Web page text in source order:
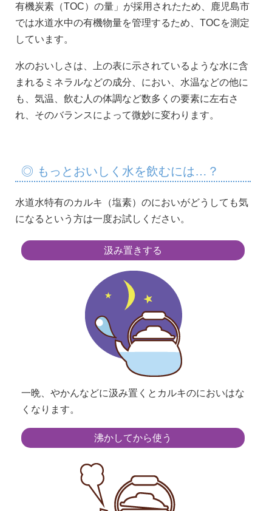
有機炭素（TOC）の量」が採用されたため、鹿児島市
では水道水中の有機物量を管理するため、TOCを測定
しています。
水のおいしさは、上の表に示されているような水に含
まれるミネラルなどの成分、におい、水温などの他に
も、気温、飲む人の体調など数多くの要素に左右さ
れ、そのバランスによって微妙に変わります。
◎ もっとおいしく水を飲むには…？
水道水特有のカルキ（塩素）のにおいがどうしても気
になるという方は一度お試しください。
汲み置きする
一晩、やかんなどに汲み置くとカルキのにおいはな
くなります。
沸かしてから使う